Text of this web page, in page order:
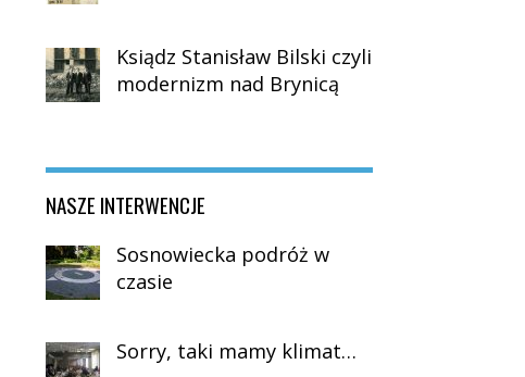
Ksiądz Stanisław Bilski czyli
modernizm nad Brynicą
NASZE INTERWENCJE
Sosnowiecka podróż w
czasie
Sorry, taki mamy klimat…